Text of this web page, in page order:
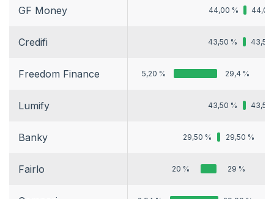
GF Money 44,00 % 44,00
Credifi 43,50 % 43,50
Freedom Finance 5,20 % 29,4 %
Lumify 43,50 % 43,50
Banky 29,50 % 29,50 %
Fairlo 20 % 29 %